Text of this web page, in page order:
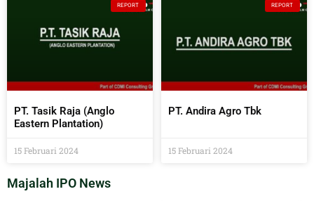
REPORT
PT. Tasik Raja (Anglo
Eastern Plantation)
15 Februari 2024
REPORT
PT. Andira Agro Tbk
15 Februari 2024
Majalah IPO News